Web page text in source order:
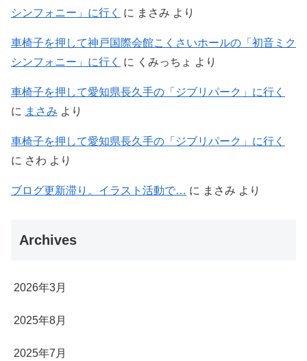
シンフォニー」に行く
に まさみ より
車椅子を押して神戸国際会館こくさいホールの「初音ミク
シンフォニー」に行く
に くみっちょ より
車椅子を押して愛知県長久手の「ジブリパーク」に行く
に まさみ より
車椅子を押して愛知県長久手の「ジブリパーク」に行く
に さわ より
ブログ更新滞り。イラスト活動で… に まさみ より
Archives
2026年3月
2025年8月
2025年7月